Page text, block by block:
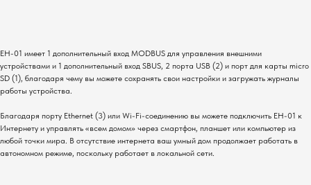
EH-01 имеет 1 дополнительный вход MODBUS для управления внешними
устройствами и 1 дополнительный вход SBUS, 2 порта USB (2) и порт для карты micro
SD (1), благодаря чему вы можете сохранять свои настройки и загружать журналы
работы устройства.
Благодаря порту Ethernet (3) или Wi-Fi-соединению вы можете подключить EH-01 к
Интернету и управлять «всем домом» через смартфон, планшет или компьютер из
любой точки мира. В отсутствие интернета ваш умный дом продолжает работать в
автономном режиме, поскольку работает в локальной сети.